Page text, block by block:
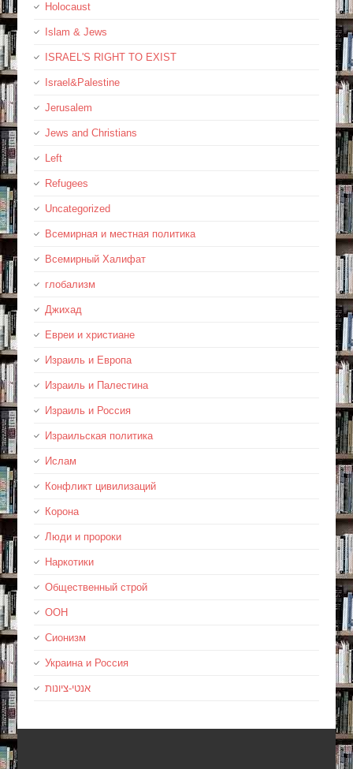
Holocaust
Islam & Jews
ISRAEL'S RIGHT TO EXIST
Israel&Palestine
Jerusalem
Jews and Christians
Left
Refugees
Uncategorized
Всемирная и местная политика
Всемирный Халифат
глобализм
Джихад
Евреи и христиане
Израиль и Европа
Израиль и Палестина
Израиль и Россия
Израильская политика
Ислам
Конфликт цивилизаций
Корона
Люди и пророки
Наркотики
Общественный строй
ООН
Сионизм
Украина и Россия
אנטי-ציונות